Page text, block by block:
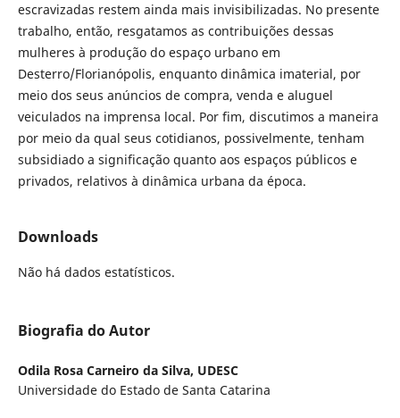
escravizadas restem ainda mais invisibilizadas. No presente
trabalho, então, resgatamos as contribuições dessas
mulheres à produção do espaço urbano em
Desterro/Florianópolis, enquanto dinâmica imaterial, por
meio dos seus anúncios de compra, venda e aluguel
veiculados na imprensa local. Por fim, discutimos a maneira
por meio da qual seus cotidianos, possivelmente, tenham
subsidiado a significação quanto aos espaços públicos e
privados, relativos à dinâmica urbana da época.
Downloads
Não há dados estatísticos.
Biografia do Autor
Odila Rosa Carneiro da Silva, UDESC
Universidade do Estado de Santa Catarina